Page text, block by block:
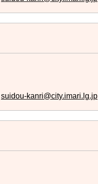
suidou-kanri@city.imari.lg.jp